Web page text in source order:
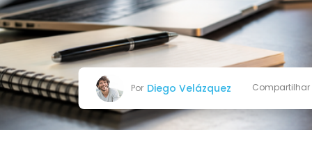
Por Diego Velázquez Compartilhar